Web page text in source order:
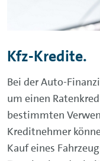
Kfz-Kredite.
Bei der Auto-
um einen
bestimmten
Kreditnehmer
Kauf eines